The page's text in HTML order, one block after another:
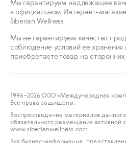
Мы гарантируем надлежащее
в официальном Интернет-
Siberian Wellness
Мы не гарантируем качество
соблюдение условий ее
приобретаете товар на
1996–2026 ООО «Международная
Все права защищены.
Воспроизведение материалов
обязательного размещения активной
www.siberianwellness.com.